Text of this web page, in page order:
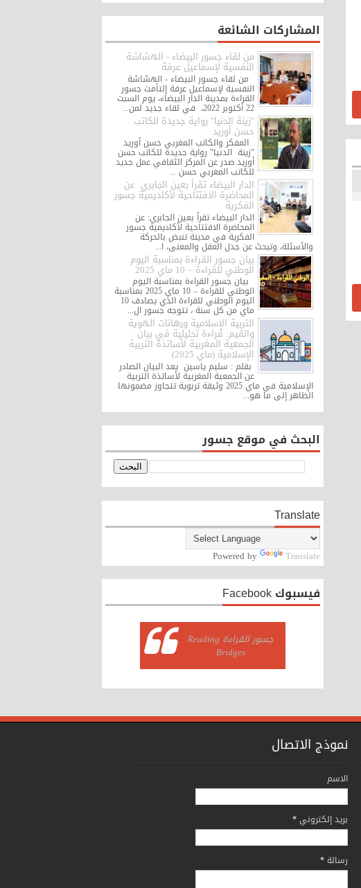
المشاركات الشائعة
من لقاء جسور البيضاء - الهشاشة
النفسية لإسماعيل عرفة
من لقاء جسور البيضاء - الهشاشة
النفسية لإسماعيل عرفة إلتأمت جسور
القراءة بمدينة الدار البيضاء، يوم السبت
22 أكتوبر 2022، في لقاء جديد لمن...
"زينة الدنيا" رواية جديدة للكاتب
حسن أوريد
المفكر والكاتب المغربي حسن أوريد
"زينة الدنيا" رواية جديدة للكاتب حسن
أوريد صدر عن المركز الثقافي عمل جديد
للكاتب المغربي حسن ...
الدار البيضاء تقرأ بعين الجابري: عن
المحاضرة الافتتاحية لأكاديمية جسور
الفكرية
الدار البيضاء تقرأ بعين الجابري: عن
المحاضرة الافتتاحية لأكاديمية جسور
الفكرية في مدينة تنبض بالحركة
والأسئلة، وتبحث عن جدل العقل والمعنى، ا...
بيان جسور القراءة بمناسبة اليوم
الوطني للقراءة – 10 ماي 2025
بيان جسور القراءة بمناسبة اليوم
الوطني للقراءة – 10 ماي 2025 بمناسبة
اليوم الوطني للقراءة الذي يصادف 10
ماي من كل سنة ، تتوجه جسور ال...
التربية الإسلامية ورهانات الهوية
والقيم: قراءة تحليلية في بيان
الجمعية المغربية لأساتذة التربية
الإسلامية (ماي 2025)
بقلم : سليم ياسين يعد البيان الصادر
عن الجمعية المغربية لأساتذة التربية
الإسلامية في ماي 2025 وثيقة تربوية تتجاوز مضمونها
الظاهر إلى ما هو...
البحث في موقع جسور
Translate
Powered by Translate
فيسبوك Facebook
‏جسور القراءة Reading
Bridges‏
نموذج الاتصال
الاسم
بريد إلكتروني*
رسالة*